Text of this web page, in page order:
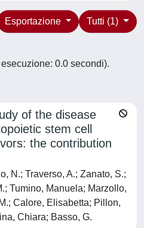
Tutti (1)
Esportazione
0.0 secondi).
of the disease
stem cell
the contribution
N.; Traverso, A.; Zanato, S.;
Tumino, Manuela; Marzollo,
Calore, Elisabetta; Pillon,
Chiara; Basso, G.